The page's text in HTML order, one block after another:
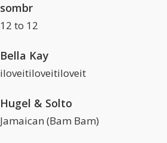
sombr
12 to 12
Bella Kay
iloveitiloveitiloveit
Hugel & Solto
Jamaican (Bam Bam)